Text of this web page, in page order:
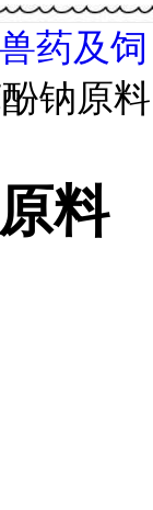
兽药及饲
钠原料
料